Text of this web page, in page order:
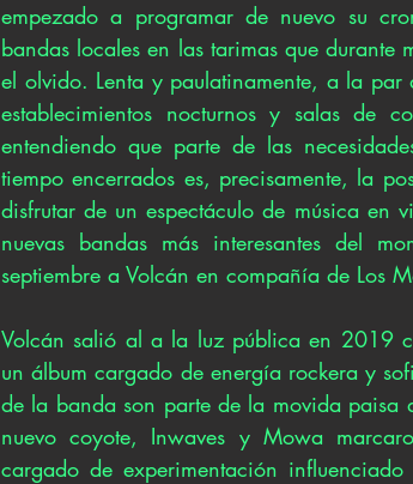
empezado a programar de nuevo su
bandas locales en las tarimas que durante
el olvido. Lenta y paulatinamente, a la par
establecimientos nocturnos y salas de
entendiendo que parte de las
tiempo encerrados es, precisamente, la
disfrutar de un espectáculo de música en
nuevas bandas más interesantes del
septiembre a Volcán en compañía de Los
Volcán salió al a la luz pública en 2019
un álbum cargado de energía rockera y
de la banda son parte de la movida
nuevo coyote, Inwaves y Mowa
cargado de experimentación